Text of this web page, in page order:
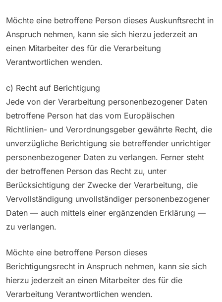
Möchte eine betroffene Person dieses Auskunftsrecht in
Anspruch nehmen, kann sie sich hierzu jederzeit an
einen Mitarbeiter des für die Verarbeitung
Verantwortlichen wenden.
c) Recht auf Berichtigung
Jede von der Verarbeitung personenbezogener Daten
betroffene Person hat das vom Europäischen
Richtlinien- und Verordnungsgeber gewährte Recht, die
unverzügliche Berichtigung sie betreffender unrichtiger
personenbezogener Daten zu verlangen. Ferner steht
der betroffenen Person das Recht zu, unter
Berücksichtigung der Zwecke der Verarbeitung, die
Vervollständigung unvollständiger personenbezogener
Daten — auch mittels einer ergänzenden Erklärung —
zu verlangen.
Möchte eine betroffene Person dieses
Berichtigungsrecht in Anspruch nehmen, kann sie sich
hierzu jederzeit an einen Mitarbeiter des für die
Verarbeitung Verantwortlichen wenden.